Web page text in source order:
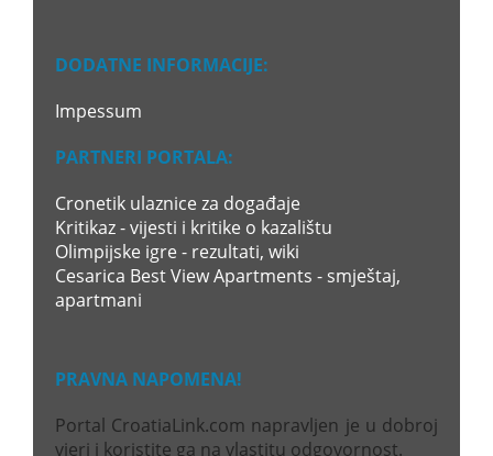
DODATNE INFORMACIJE:
Impessum
PARTNERI PORTALA:
Cronetik ulaznice za događaje
Kritikaz - vijesti i kritike o kazalištu
Olimpijske igre - rezultati, wiki
Cesarica Best View Apartments - smještaj,
apartmani
PRAVNA NAPOMENA!
Portal CroatiaLink.com napravljen je u dobroj
vjeri i koristite ga na vlastitu odgovornost.